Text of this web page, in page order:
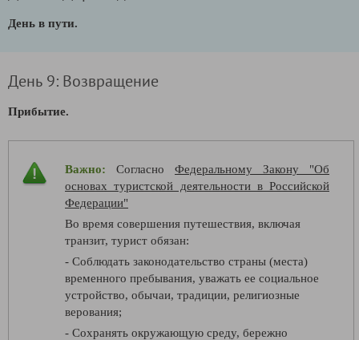
День в пути.
День 9: Возвращение
Прибытие.
Важно: Согласно Федеральному Закону "Об
основах туристской деятельности в Российской
Федерации"
Во время совершения путешествия, включая
транзит, турист обязан:
- Соблюдать законодательство страны (места)
временного пребывания, уважать ее социальное
устройство, обычаи, традиции, религиозные
верования;
- Сохранять окружающую среду, бережно